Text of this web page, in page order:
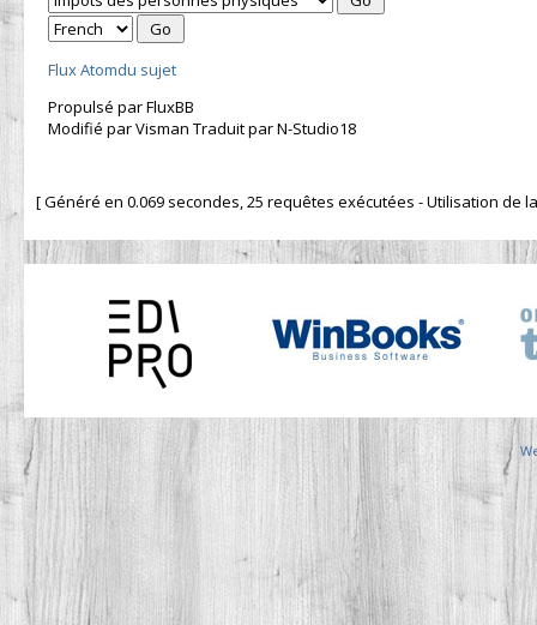
Flux Atomdu sujet
Propulsé par FluxBB
Modifié par Visman Traduit par N-Studio18
[ Généré en 0.069 secondes, 25 requêtes exécutées - Utilisation de la